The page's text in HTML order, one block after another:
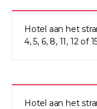
Hotel aan het
4, 5, 6, 8, 11, 12 of
Hotel aan het